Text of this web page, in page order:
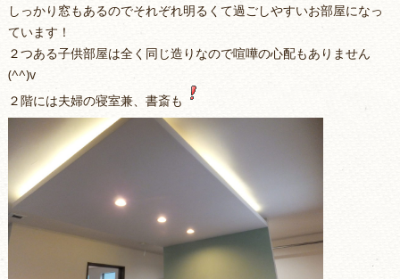
しっかり窓もあるのでそれぞれ明るくて過ごしやすいお部屋になっ
ています！
２つある子供部屋は全く同じ造りなので喧嘩の心配もありません
(^^)v
２階には夫婦の寝室兼、書斎も